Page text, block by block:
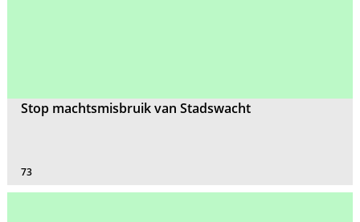
Stop machtsmisbruik van Stadswacht
73